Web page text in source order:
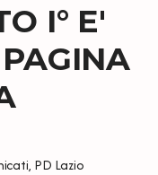
I° E'
, PD Lazio